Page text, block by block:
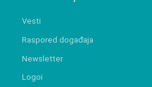
Vesti
Raspored događaja
Newsletter
Logoi